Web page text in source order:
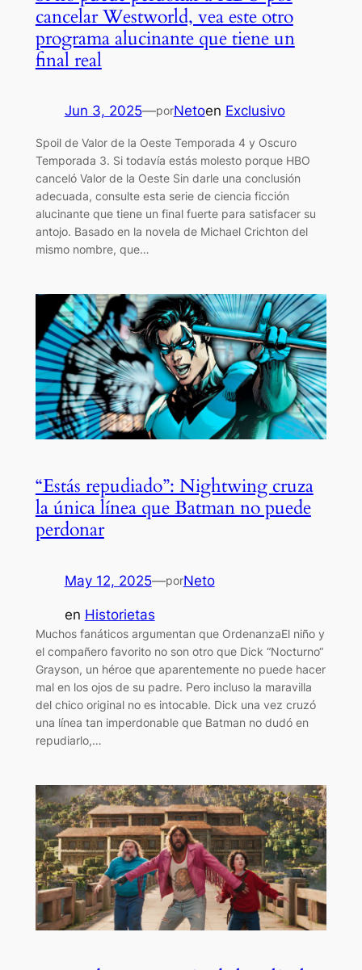
cancelar Westworld, vea este otro
programa alucinante que tiene un
final real
Jun 3, 2025—porNetoen Exclusivo
Spoil de Valor de la Oeste Temporada 4 y Oscuro
Temporada 3. Si todavía estás molesto porque HBO
canceló Valor de la Oeste Sin darle una conclusión
adecuada, consulte esta serie de ciencia ficción
alucinante que tiene un final fuerte para satisfacer su
antojo. Basado en la novela de Michael Crichton del
mismo nombre, que…
“Estás repudiado”: Nightwing cruza
la única línea que Batman no puede
perdonar
May 12, 2025—porNeto
en Historietas
Muchos fanáticos argumentan que OrdenanzaEl niño y
el compañero favorito no son otro que Dick “Nocturno“
Grayson, un héroe que aparentemente no puede hacer
mal en los ojos de su padre. Pero incluso la maravilla
del chico original no es intocable. Dick una vez cruzó
una línea tan imperdonable que Batman no dudó en
repudiarlo,…